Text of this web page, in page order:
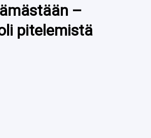
–
pitelemistä